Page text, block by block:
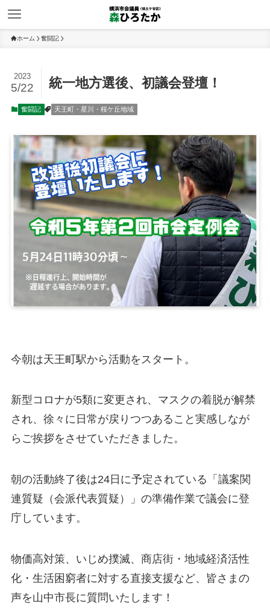
ホーム 奮闘記
統一地方選後、初議会登壇！
2023
5/22
奮闘記 天王町・星川・桜ケ丘地域
今朝は天王町駅から活動をスタート。
新型コロナが5類に変更され、マスクの着脱が解禁
され、徐々に日常が戻りつつあること実感しなが
らご挨拶をさせていただきました。
朝の活動終了後は24日に予定されている「議案関
連質疑（会派代表質疑）」の準備作業で議会に登
庁しています。
物価高対策、いじめ撲滅、商店街・地域経済活性
化・生活困窮者に対する直接支援など、皆さまの
声を山中市長に質問いたします！